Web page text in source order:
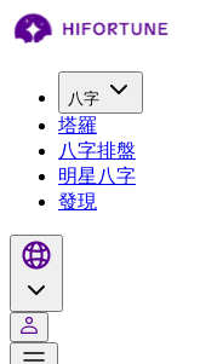
八字
塔羅
八字排盤
明星八字
發現